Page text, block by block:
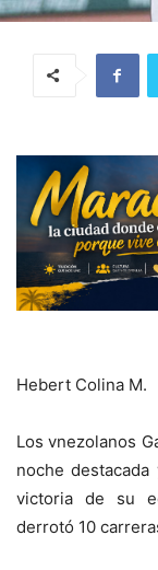
Hebert Colina M.
Los vnezolanos
noche
victoria de su
derrotó 10